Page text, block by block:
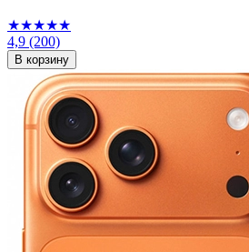
★★★★★
4,9 (200)
В корзину